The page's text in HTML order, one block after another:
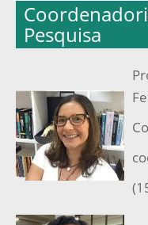
Pesquisa